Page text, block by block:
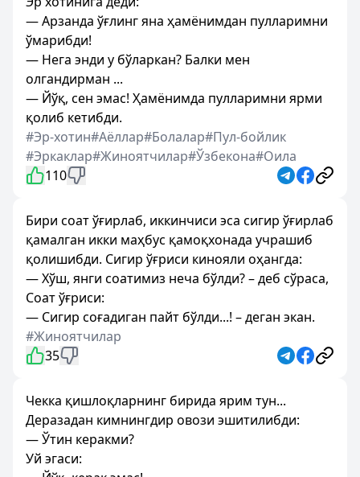
— Арзанда ўғлинг яна ҳамёнимдан пулларимни
ўмарибди!
— Нега энди у бўларкан? Балки мен
олгандирман ...
— Йўқ, сен эмас! Ҳамёнимда пулларимни ярми
қолиб кетибди.
#Эр-хотин#Аёллар#Болалар#Пул-бойлик
#Эркаклар#Жиноятчилар#Ўзбекона#Оила
110
Бири соат ўғирлаб, иккинчиси эса сигир ўғирлаб
қамалган икки маҳбус қамоқхонада учрашиб
қолишибди. Сигир ўғриси кинояли оҳангда:
— Хўш, янги соатимиз неча бўлди? – деб сўраса,
Соат ўғриси:
— Сигир соғадиган пайт бўлди...! – деган экан.
#Жиноятчилар
35
Чекка қишлоқларнинг бирида ярим тун...
Деразадан кимнингдир овози эшитилибди:
— Ўтин керакми?
Уй эгаси: